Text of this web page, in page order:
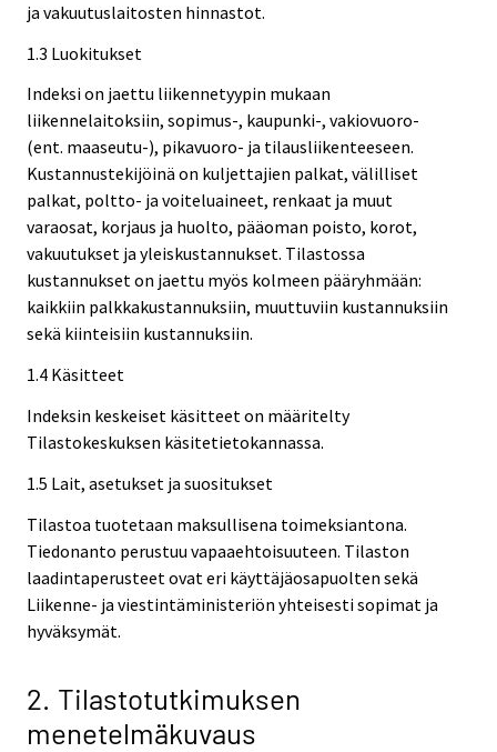
ja vakuutuslaitosten hinnastot.
1.3 Luokitukset
Indeksi on jaettu liikennetyypin mukaan
liikennelaitoksiin, sopimus-, kaupunki-, vakiovuoro-
(ent. maaseutu-), pikavuoro- ja tilausliikenteeseen.
Kustannustekijöinä on kuljettajien palkat, välilliset
palkat, poltto- ja voiteluaineet, renkaat ja muut
varaosat, korjaus ja huolto, pääoman poisto, korot,
vakuutukset ja yleiskustannukset. Tilastossa
kustannukset on jaettu myös kolmeen pääryhmään:
kaikkiin palkkakustannuksiin, muuttuviin kustannuksiin
sekä kiinteisiin kustannuksiin.
1.4 Käsitteet
Indeksin keskeiset käsitteet on määritelty
Tilastokeskuksen käsitetietokannassa.
1.5 Lait, asetukset ja suositukset
Tilastoa tuotetaan maksullisena toimeksiantona.
Tiedonanto perustuu vapaaehtoisuuteen. Tilaston
laadintaperusteet ovat eri käyttäjäosapuolten sekä
Liikenne- ja viestintäministeriön yhteisesti sopimat ja
hyväksymät.
2. Tilastotutkimuksen
menetelmäkuvaus